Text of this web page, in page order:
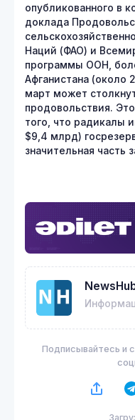
опубликованного в
доклада
Наций (ФАО) и
программы ООН,
Афганистана (около
март может
продовольствия.
того, что радикалы
$9,4 млрд)
значительная
Подписывайтесь и